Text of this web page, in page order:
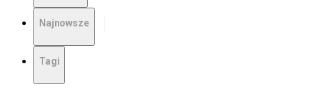
Najnowsze
Tagi